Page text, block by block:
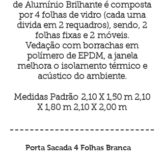
de Alumínio Brilhante é composta
por 4 folhas de vidro (cada uma
divida em 2 requadros), sendo, 2
folhas fixas e 2 móveis.
Vedação com borrachas em
polímero de EPDM, a janela
melhora o isolamento térmico e
acústico do ambiente.
Medidas Padrão 2,10 X 1,50 m 2,10
X 1,80 m 2,10 X 2,00 m
Porta Sacada 4 Folhas Branca